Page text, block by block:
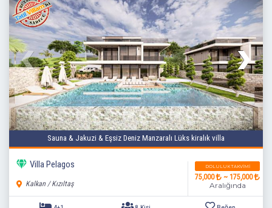
3+1 6 Kişi Beğen
Sauna & Jakuzi & Eşsiz Deniz Manzaralı Lüks kiralık villa
Villa Pelagos
Kalkan / Kızıltaş
DOLULUK TAKVIMI
75,000 ~ 175,000
Aralığında